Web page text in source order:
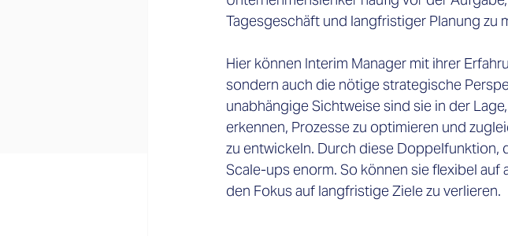
Tagesgeschäft und langfristiger Planung zu
Hier können Interim Manager mit ihrer
sondern auch die nötige strategische
unabhängige Sichtweise sind sie in der
erkennen, Prozesse zu optimieren und
zu entwickeln. Durch diese Doppelfunktion,
Scale-ups enorm. So können sie flexibel
den Fokus auf langfristige Ziele zu verlieren.